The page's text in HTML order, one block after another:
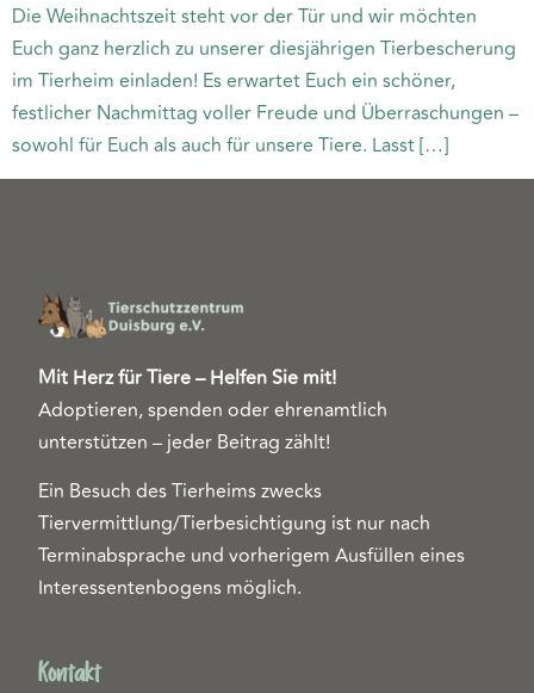
Die Weihnachtszeit steht vor der Tür und wir möchten
Euch ganz herzlich zu unserer diesjährigen Tierbescherung
im Tierheim einladen! Es erwartet Euch ein schöner,
festlicher Nachmittag voller Freude und Überraschungen –
sowohl für Euch als auch für unsere Tiere. Lasst […]
Mit Herz für Tiere – Helfen Sie mit!
Adoptieren, spenden oder ehrenamtlich
unterstützen – jeder Beitrag zählt!
Ein Besuch des Tierheims zwecks
Tiervermittlung/Tierbesichtigung ist nur nach
Terminabsprache und vorherigem Ausfüllen eines
Interessentenbogens möglich.
Kontakt